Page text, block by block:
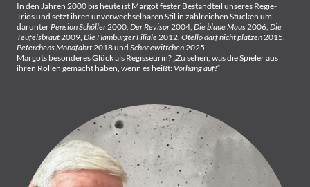
In den Jahren 2000 bis heute ist Margot fester Bestandteil unseres Regie-
Trios und setzt ihren unverwechselbaren Stil in zahlreichen Stücken um –
darunterPension Schöller2000, Der Revisor2004, Die blaue Maus2006, Die
Teufelsbraut2009, Die Hamburger Filiale2012, Otello darf nicht platzen2015,
Peterchens Mondfahrt2018 und Schneewittchen2025.
Margots besonderes Glück als Regisseurin? „Zu sehen, was die Spieler aus
ihren Rollen gemacht haben, wenn es heißt: Vorhang auf!“